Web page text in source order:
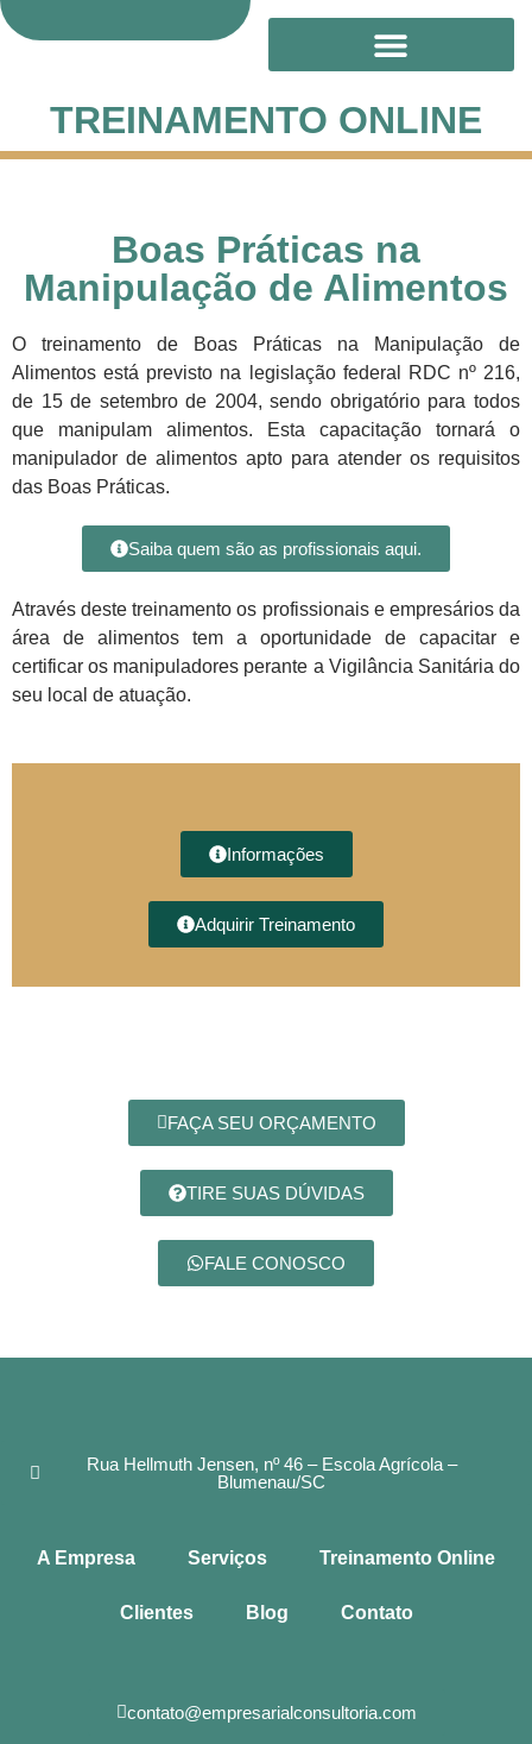
TREINAMENTO ONLINE
Boas Práticas na
Manipulação de Alimentos​
O treinamento de Boas Práticas na Manipulação de
Alimentos está previsto na legislação federal RDC nº 216,
de 15 de setembro de 2004, sendo obrigatório para todos
que manipulam alimentos. Esta capacitação tornará o
manipulador de alimentos apto para atender os requisitos
das Boas Práticas.
Saiba quem são as profissionais aqui.
Através deste treinamento os profissionais e empresários da
área de alimentos tem a oportunidade de capacitar e
certificar os manipuladores perante a Vigilância Sanitária do
seu local de atuação.
Informações
Adquirir Treinamento
FAÇA SEU ORÇAMENTO
TIRE SUAS DÚVIDAS
FALE CONOSCO
Rua Hellmuth Jensen, nº 46 – Escola Agrícola –
Blumenau/SC
A Empresa Serviços Treinamento Online
Clientes Blog Contato
contato@empresarialconsultoria.com